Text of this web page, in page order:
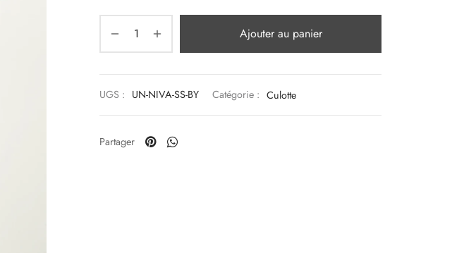
Ajouter au panier
UGS : UN-NIVA-SS-BY Catégorie : Culotte
Partager